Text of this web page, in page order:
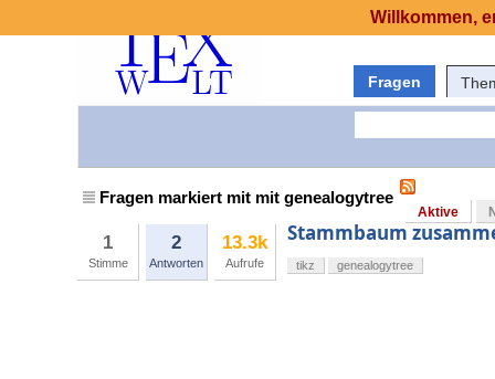
Fragen
Fragen markiert mit mit genealogytree
Aktive
1
Stimme
2
Antworten
13.3k
Aufrufe
Stammbaum
tikz genealogytree
Willkommen,